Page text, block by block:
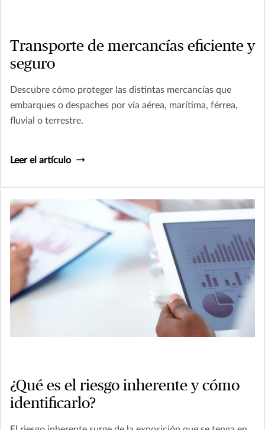
Transporte de mercancías eficiente y
seguro
Descubre cómo proteger las distintas mercancías que
embarques o despaches por vía aérea, marítima, férrea,
fluvial o terrestre.
Leer el artículo
¿Qué es el riesgo inherente y cómo
identificarlo?